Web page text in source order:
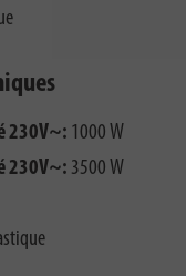
230V~: 1000 W
230V~: 3500 W